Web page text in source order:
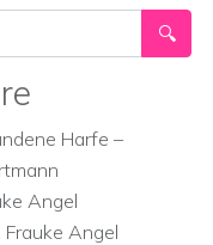
Harfe –
Angel
Angel